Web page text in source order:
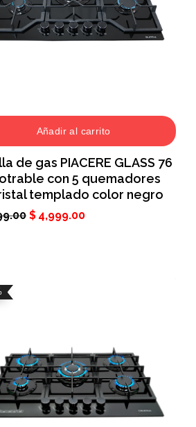
Añadir al carrito
de gas PIACERE GLASS 76
con 5 quemadores
templado color negro
$ 4,999.00